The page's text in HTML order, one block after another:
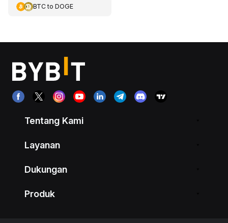
BTCto DOGE
Tentang Kami
Layanan
Dukungan
Produk